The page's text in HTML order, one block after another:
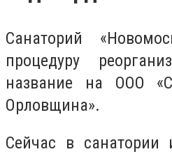
Санаторий
процедуру
название на ООО
Орловщина».
Сейчас в санатории